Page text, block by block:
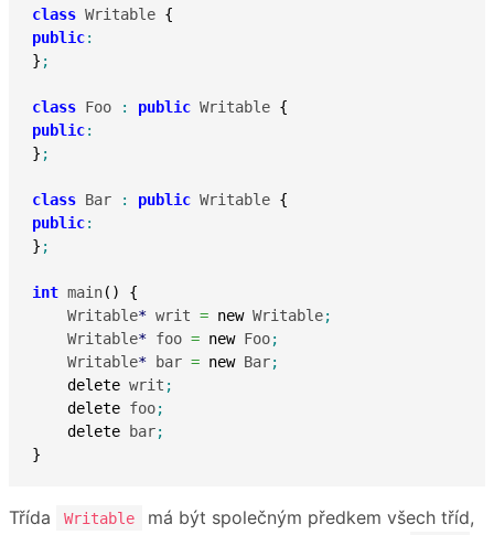
class Writable {
public:
} ;
class Foo : public Writable {
public:
} ;
class Bar : public Writable {
public:
} ;
int main( )
{
    Writable
* writ = new Writable;
    Writable
* foo = new Foo;
    Writable
* bar = new Bar;
delete writ ;
delete foo;
delete bar;
}
Třída Writable
má být společným předkem všech tříd,